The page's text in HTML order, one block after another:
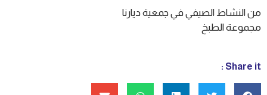
من النشاط الصيفي في جمعية ديارنا
مجموعة الطبخ
Share it :